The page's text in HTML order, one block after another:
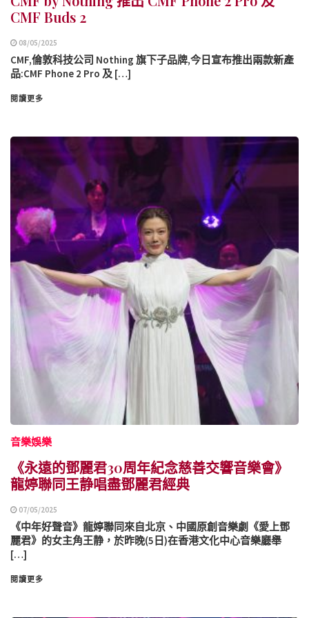
CMF Buds 2
08/05/2025
CMF,倫敦科技公司 Nothing 旗下子品牌,今日宣布推出兩款新產
品:CMF Phone 2 Pro 及 […]
閱讀更多
音樂娛樂
《永遠的鄧麗君30周年紀念慈善交響音樂會》
龍婷聯同王静唱盡鄧麗君經典
07/05/2025
《中年好聲音》龍婷聯同來自北京、中國原創音樂劇《愛上鄧
麗君》的女主角王静，於昨晚(5日)在香港文化中心音樂廳舉
[…]
閱讀更多